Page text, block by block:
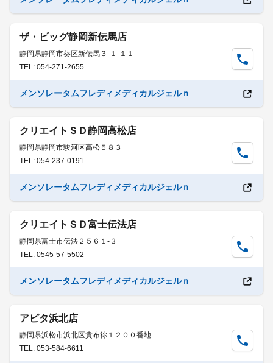
ザ・ビッグ静岡新伝馬店
静岡県静岡市葵区新伝馬３-１-１１
TEL: 054-271-2655
メンソレータムフレディメディカルジェルｎ
クリエイトＳＤ静岡高松店
静岡県静岡市駿河区高松５８３
TEL: 054-237-0191
メンソレータムフレディメディカルジェルｎ
クリエイトＳＤ富士伝法店
静岡県富士市伝法２５６１-３
TEL: 0545-57-5502
メンソレータムフレディメディカルジェルｎ
アピタ浜北店
静岡県浜松市浜北区貴布祢１２００番地
TEL: 053-584-6611